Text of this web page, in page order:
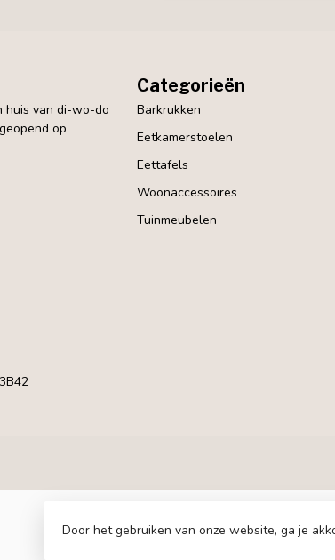
huis van di-wo-do
op
Categorieën
Barkrukken
Eetkamerstoelen
Eettafels
Woonaccessoires
Tuinmeubelen
© Copyright
Door het gebruiken van onze website, ga je